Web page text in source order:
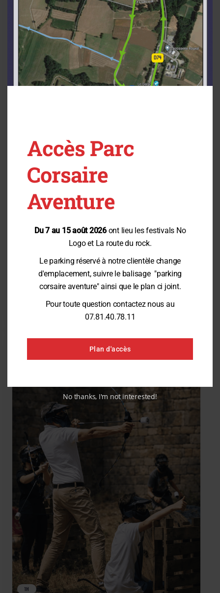
Course d’Orientation
Dès 10 ans, embarquez à la découverte de la faune et de la flore
autour du Fort de Saint-Père, une course d’orientation ludique aux
DÉCOUVRIR
1H
Accès Parc
Corsaire
Aventure
Du 7 au 15 août 2026ont lieu les festivals No
Logo et La route du rock.
Le parking réservé à notre clientèle change
d'emplacement, suivre le balisage "parking
corsaire aventure" ainsi que le plan ci joint.
Pour toute question contactez nous au
07.81.40.78.11
Plan d'accès
No thanks, I'm not interested!